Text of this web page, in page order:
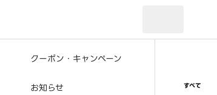
クーポン・キャンペーン
お知らせ すべて